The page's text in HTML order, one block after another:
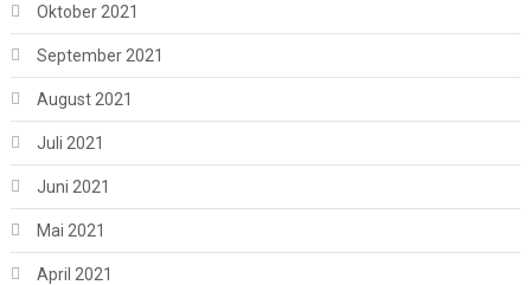
Oktober 2021
September 2021
August 2021
Juli 2021
Juni 2021
Mai 2021
April 2021